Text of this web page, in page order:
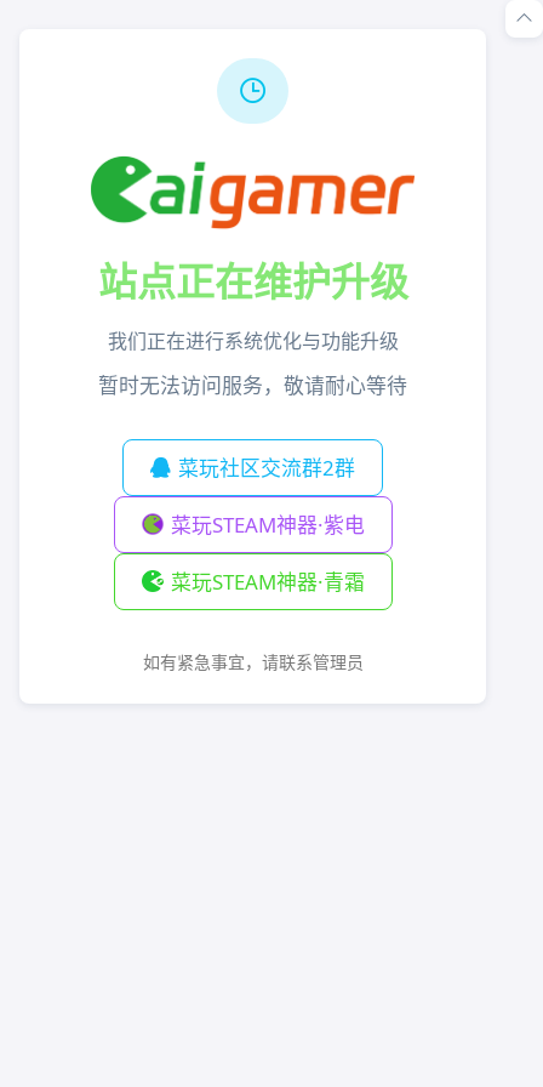
站点正在维护升级
我们正在进行系统优化与功能升级
暂时无法访问服务，敬请耐心等待
菜玩社区交流群2群
菜玩STEAM神器·紫电
菜玩STEAM神器·青霜
如有紧急事宜，请联系管理员